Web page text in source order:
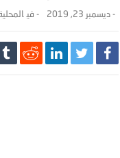
-ديسمبر 23, 2019 - ‎في